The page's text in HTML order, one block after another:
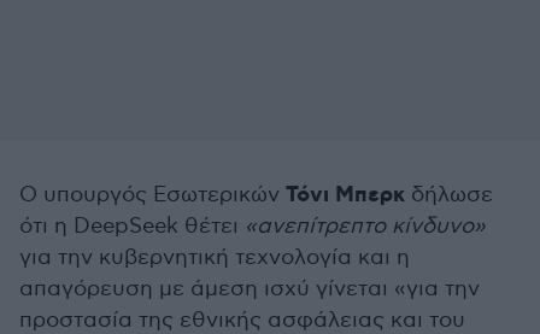
Ο υπουργός Εσωτερικών Τόνι Μπερκ δήλωσε
ότι η DeepSeek θέτει «ανεπίτρεπτο κίνδυνο»
για την κυβερνητική τεχνολογία και η
απαγόρευση με άμεση ισχύ γίνεται «για την
προστασία της εθνικής ασφάλειας και του